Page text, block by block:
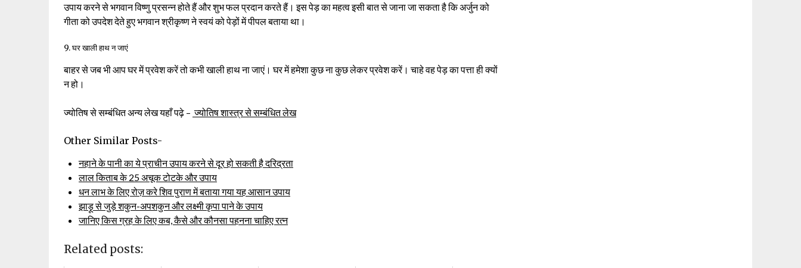
उपाय करने से भगवान विष्णु प्रसन्न होते हैं और शुभ फल प्रदान करते हैं। इस पेड़ का महत्व इसी बात से जाना जा सकता है कि अर्जुन को
गीता को उपदेश देते हुए भगवान श्रीकृष्ण ने स्वयं को पेड़ों में पीपल बताया था।
9. घर खाली हाथ न जाएं
बाहर से जब भी आप घर में प्रवेश करें तो कभी खाली हाथ ना जाएं। घर में हमेशा कुछ ना कुछ लेकर प्रवेश करें। चाहे वह पेड़ का पत्ता ही क्यों
न हो।
ज्योतिष से सम्बंधित अन्य लेख यहाँ पढ़े – ज्योतिष शास्त्र से सम्बंधित लेख
Other Similar Posts-
नहाने के पानी का ये प्राचीन उपाय करने से दूर हो सकती है दरिद्रता
लाल किताब के 25 अचूक टोटके और उपाय
धन लाभ के लिए रोज़ करे शिव पुराण में बताया गया यह आसान उपाय
झाड़ू से जुड़े शकुन-अपशकुन और लक्ष्मी कृपा पाने के उपाय
जानिए किस ग्रह के लिए कब, कैसे और कौनसा पहनना चाहिए रत्न
Related posts: